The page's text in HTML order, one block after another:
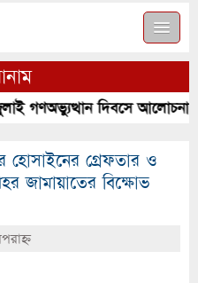
গণঅভ্যুত্থান দিবসে আলোচনা,
গ্রেফতার ও
জামায়াতের বিক্ষোভ